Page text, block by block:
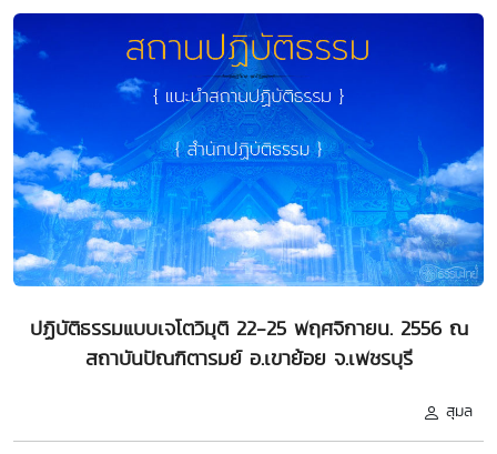
ปฏิบัติธรรมแบบเจโตวิมุติ 22-25 พฤศจิกายน. 2556 ณ
สถาบันปัณฑิตารมย์ อ.เขาย้อย จ.เพชรบุรี
สุมล